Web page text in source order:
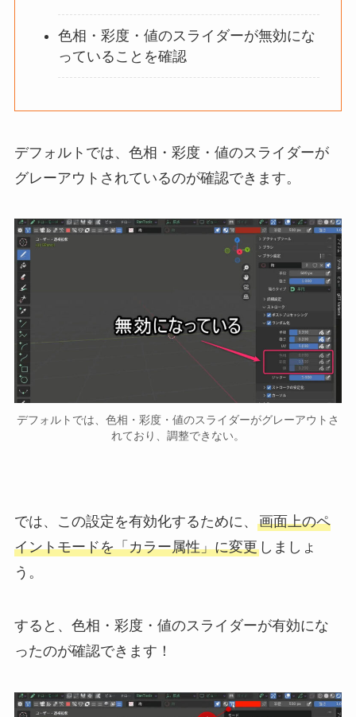
色相・彩度・値のスライダーが無効にな
っていることを確認
デフォルトでは、色相・彩度・値のスライダーが
グレーアウトされているのが確認できます。
デフォルトでは、色相・彩度・値のスライダーがグレーアウトさ
れており、調整できない。
では、この設定を有効化するために、 画面上のペ
イントモードを「カラー属性」に変更しましょ
う。
すると、色相・彩度・値のスライダーが有効にな
ったのが確認できます！